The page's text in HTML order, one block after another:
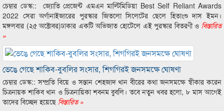
চেম্বার ডেস্ক:: জ্যোতি প্রেজেন্ট এমএন মাল্টিমিডিয়া Best Self Reliant Awards
2022 সেরা অর্গানাইজারের পুরস্কার জিতলো সিলেটের ছেলে হিতাংশু দাস ইমন।
মঙ্গলবার (২৫ অক্টোবর)ঢাকার একটি অভিজাত হোটেলে এই পুরস্কার বিতরণী ও বিস্তারিত
»
ভেঙে গেছে শাকিব-বুবলির সংসার, শিগগিরই জনসমক্ষে ঘোষণা
চেম্বার ডেস্ক:: সম্প্রতি বিয়ে ও সন্তান শেহজাদ খান বীরের কথা জনসমক্ষে স্বীকার করেন
চিত্রনায়ক শাকিব খান ও চিত্রনায়িকা শবনম বুবলি। তবে নতুন খবর হলো, ৮ মাস আগেই
তাদের বিচ্ছেদ হয়েছে বিস্তারিত »